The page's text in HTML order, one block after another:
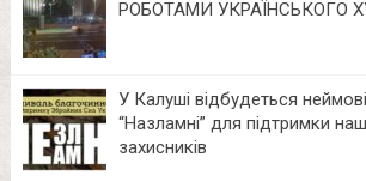
РОБОТАМИ УКРАЇНСЬКОГО
У Калуші відбудеться
“Назламні” для підтримки
захисників